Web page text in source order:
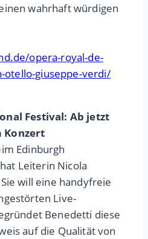
wahrhaft würdigen
opera-royal-de-
otello-giuseppe-verdi/
Festival: Ab jetzt
Konzert
Edinburgh
Leiterin Nicola
will eine handyfreie
Live-
Benedetti diese
auf die Qualität von